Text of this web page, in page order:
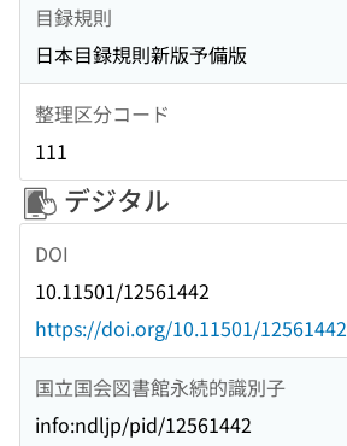
目録規則
日本目録規則新版予備版
整理区分コード
111
デジタル
DOI
10.11501/12561442
https://doi.org/10.11501/12561442
国立国会図書館永続的識別子
info:ndljp/pid/12561442